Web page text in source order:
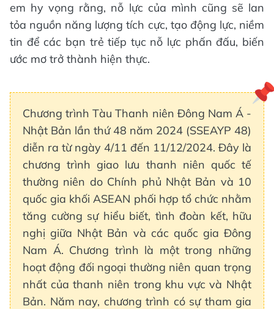
em hy vọng rằng, nỗ lực của mình cũng sẽ lan
tỏa nguồn năng lượng tích cực, tạo động lực, niềm
tin để các bạn trẻ tiếp tục nỗ lực phấn đấu, biến
ước mơ trở thành hiện thực.
Chương trình Tàu Thanh niên Đông Nam Á -
Nhật Bản lần thứ 48 năm 2024 (SSEAYP 48)
diễn ra từ ngày 4/11 đến 11/12/2024. Đây là
chương trình giao lưu thanh niên quốc tế
thường niên do Chính phủ Nhật Bản và 10
quốc gia khối ASEAN phối hợp tổ chức nhằm
tăng cường sự hiểu biết, tình đoàn kết, hữu
nghị giữa Nhật Bản và các quốc gia Đông
Nam Á. Chương trình là một trong những
hoạt động đối ngoại thường niên quan trọng
nhất của thanh niên trong khu vực và Nhật
Bản. Năm nay, chương trình có sự tham gia